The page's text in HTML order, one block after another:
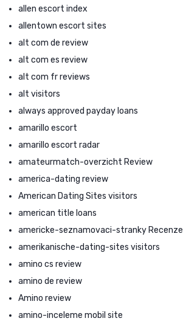
allen escort index
allentown escort sites
alt com de review
alt com es review
alt com fr reviews
alt visitors
always approved payday loans
amarillo escort
amarillo escort radar
amateurmatch-overzicht Review
america-dating review
American Dating Sites visitors
american title loans
americke-seznamovaci-stranky Recenze
amerikanische-dating-sites visitors
amino cs review
amino de review
Amino review
amino-inceleme mobil site